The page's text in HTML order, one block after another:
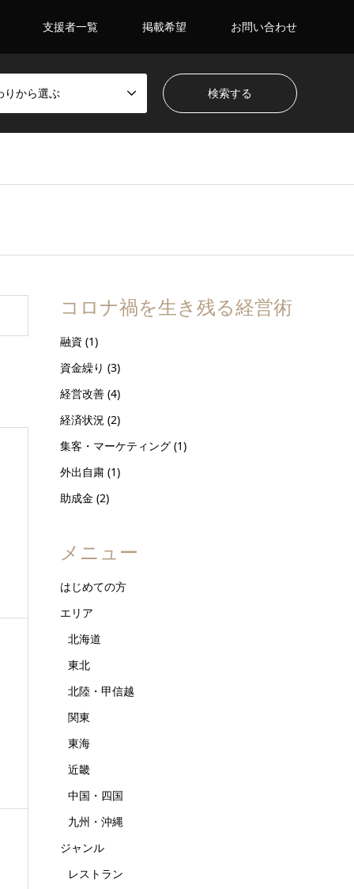
支援者一覧 掲載希望 お問い合わせ
りから選ぶ
コロナ禍を生き残る経営術
融資 (1)
資金繰り (3)
経営改善 (4)
経済状況 (2)
集客・マーケティング (1)
外出自粛 (1)
助成金 (2)
メニュー
はじめての方
エリア
北海道
東北
北陸・甲信越
関東
東海
近畿
中国・四国
九州・沖縄
ジャンル
レストラン